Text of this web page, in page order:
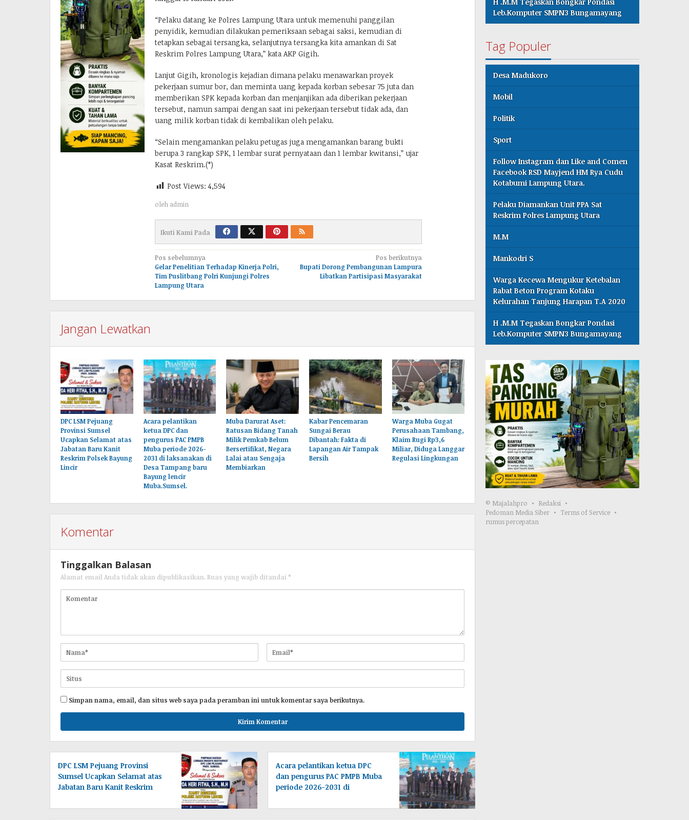
“Pelaku datang ke Polres Lampung Utara untuk memenuhi panggilan
penyidik, kemudian dilakukan pemeriksaan sebagai saksi, kemudian di
tetapkan sebagai tersangka, selanjutnya tersangka kita amankan di Sat
Reskrim Polres Lampung Utara,” kata AKP Gigih.
Lanjut Gigih, kronologis kejadian dimana pelaku menawarkan proyek
pekerjaan sumur bor, dan meminta uang kepada korban sebesar 75 juta dan
memberikan SPK kepada korban dan menjanjikan ada diberikan pekerjaan
tersebut, namun sampai dengan saat ini pekerjaan tersebut tidak ada, dan
uang milik korban tidak di kembalikan oleh pelaku.
“Selain mengamankan pelaku petugas juga mengamankan barang bukti
berupa 3 rangkap SPK, 1 lembar surat pernyataan dan 1 lembar kwitansi,” ujar
Kasat Reskrim.(*)
Post Views: 4,594
oleh admin
Ikuti Kami Pada
Navigasi
pos
Pos sebelumnya
Gelar Penelitian Terhadap Kinerja Polri,
Tim Puslitbang Polri Kunjungi Polres
Lampung Utara
Pos berikutnya
Bupati Dorong Pembangunan Lampura
Libatkan Partisipasi Masyarakat
Jangan Lewatkan
DPC LSM Pejuang
Provinsi Sumsel
Ucapkan Selamat atas
Jabatan Baru Kanit
Reskrim Polsek Bayung
Lincir
Acara pelantikan
ketua DPC dan
pengurus PAC PMPB
Muba periode 2026-
2031 di laksanakan di
Desa Tampang baru
Bayung lencir
Muba.Sumsel.
Muba Darurat Aset:
Ratusan Bidang Tanah
Milik Pemkab Belum
Bersertifikat, Negara
Lalai atau Sengaja
Membiarkan
Kabar Pencemaran
Sungai Berau
Dibantah: Fakta di
Lapangan Air Tampak
Bersih
Warga Muba Gugat
Perusahaan Tambang,
Klaim Rugi Rp3,6
Miliar, Diduga Langgar
Regulasi Lingkungan
Komentar
Tinggalkan Balasan
Alamat email Anda tidak akan dipublikasikan. Ruas yang wajib ditandai *
Simpan nama, email, dan situs web saya pada peramban ini untuk komentar saya berikutnya.
DPC LSM Pejuang Provinsi
Sumsel Ucapkan Selamat atas
Jabatan Baru Kanit Reskrim
Acara pelantikan ketua DPC
dan pengurus PAC PMPB Muba
periode 2026-2031 di
baru Bayung lencir
Leb.Komputer SMPN3 Bungamayang
Tag Populer
Desa Madukoro
Mobil
Politik
Sport
Follow Instagram dan Like and Comen
Facebook RSD Mayjend HM Rya Cudu
Kotabumi Lampung Utara.
Pelaku Diamankan Unit PPA Sat
Reskrim Polres Lampung Utara
M.M
Mankodri S
Warga Kecewa Mengukur Ketebalan
Rabat Beton Program Kotaku
Kelurahan Tanjung Harapan T.A 2020
H .M.M Tegaskan Bongkar Pondasi
Leb.Komputer SMPN3 Bungamayang
© Majalahpro
Redaksi
Pedoman Media Siber
Terms of Service
rumus percepatan